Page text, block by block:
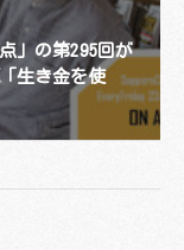
」の第295回が
生き金を使